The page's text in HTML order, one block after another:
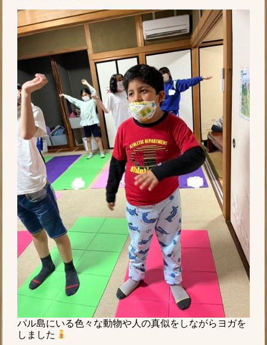
パル島にいる色々な動物や人の真似をしながらヨガを
しました